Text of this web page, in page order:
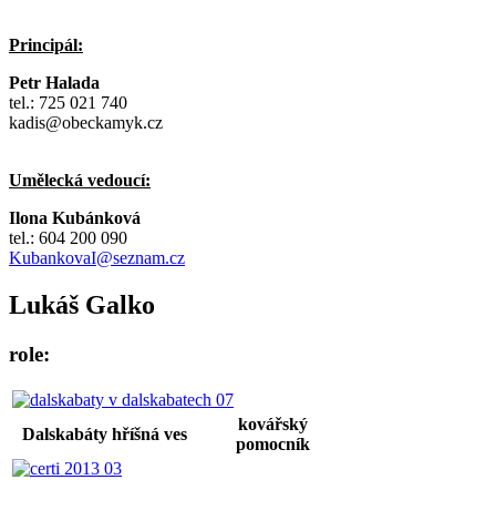
Principál:
Petr Halada
tel.: 725 021 740
kadis@obeckamyk.cz
Umělecká vedoucí:
Ilona Kubánková
tel.: 604 200 090
KubankovaI@seznam.cz
Lukáš Galko
role:
Dalskabáty hříšná ves
kovářský
pomocník